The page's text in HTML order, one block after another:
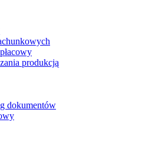
produkcją
dokumentów